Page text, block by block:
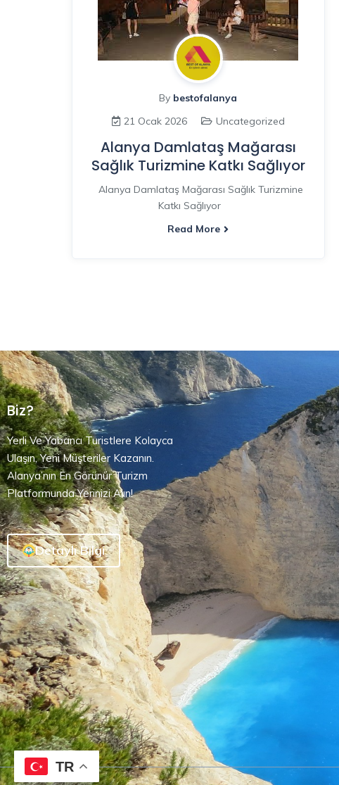
By bestofalanya
21 Ocak 2026
Uncategorized
Alanya Damlataş Mağarası
Sağlık Turizmine Katkı Sağlıyor
Alanya Damlataş Mağarası Sağlık Turizmine
Katkı Sağlıyor
Read More
Biz?
Yerli Ve Yabancı Turistlere Kolayca
Ulaşın, Yeni Müşteriler Kazanın.
Alanya’nın En Görünür Turizm
Platformunda Yerinizi Alın!
Detaylı Bilgi
TR